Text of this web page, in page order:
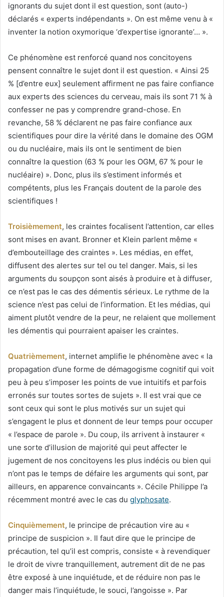
ignorants du sujet dont il est question, sont (auto-)
déclarés « experts indépendants ». On est même venu à «
inventer la notion oxymorique ‘d’expertise ignorante’… ».
Ce phénomène est renforcé quand nos concitoyens
pensent connaître le sujet dont il est question. « Ainsi 25
% [d’entre eux] seulement affirment ne pas faire confiance
aux experts des sciences du cerveau, mais ils sont 71 % à
confesser ne pas y comprendre grand-chose. En
revanche, 58 % déclarent ne pas faire confiance aux
scientifiques pour dire la vérité dans le domaine des OGM
ou du nucléaire, mais ils ont le sentiment de bien
connaître la question (63 % pour les OGM, 67 % pour le
nucléaire) ». Donc, plus ils s’estiment informés et
compétents, plus les Français doutent de la parole des
scientifiques !
Troisièmement, les craintes focalisent l’attention, car elles
sont mises en avant. Bronner et Klein parlent même «
d’embouteillage des craintes ». Les médias, en effet,
diffusent des alertes sur tel ou tel danger. Mais, si les
arguments du soupçon sont aisés à produire et à diffuser,
ce n’est pas le cas des démentis sérieux. Le rythme de la
science n’est pas celui de l’information. Et les médias, qui
aiment plutôt vendre de la peur, ne relaient que mollement
les démentis qui pourraient apaiser les craintes.
Quatrièmement, internet amplifie le phénomène avec « la
propagation d’une forme de démagogisme cognitif qui voit
peu à peu s’imposer les points de vue intuitifs et parfois
erronés sur toutes sortes de sujets ». Il est vrai que ce
sont ceux qui sont le plus motivés sur un sujet qui
s’engagent le plus et donnent de leur temps pour occuper
« l’espace de parole ». Du coup, ils arrivent à instaurer «
une sorte d’illusion de majorité qui peut affecter le
jugement de nos concitoyens les plus indécis ou bien qui
n’ont pas le temps de défaire les arguments qui sont, par
ailleurs, en apparence convaincants ». Cécile Philippe l’a
récemment montré avec le cas du glyphosate.
Cinquièmement, le principe de précaution vire au «
principe de suspicion ». Il faut dire que le principe de
précaution, tel qu’il est compris, consiste « à revendiquer
le droit de vivre tranquillement, autrement dit de ne pas
être exposé à une inquiétude, et de réduire non pas le
danger mais l’inquiétude, le souci, l’angoisse ». Par